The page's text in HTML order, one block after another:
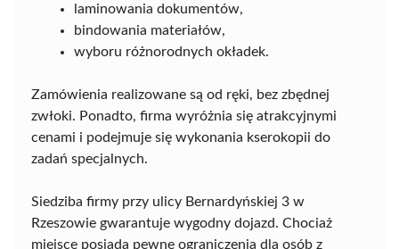
laminowania dokumentów,
bindowania materiałów,
wyboru różnorodnych okładek.
Zamówienia realizowane są od ręki, bez zbędnej
zwłoki. Ponadto, firma wyróżnia się atrakcyjnymi
cenami i podejmuje się wykonania kserokopii do
zadań specjalnych.
Siedziba firmy przy ulicy Bernardyńskiej 3 w
Rzeszowie gwarantuje wygodny dojazd. Chociaż
miejsce posiada pewne ograniczenia dla osób z